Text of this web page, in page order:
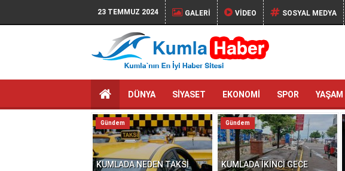
23 TEMMUZ 2024 GALERİ VİDEO SOSYAL MEDYA
DÜNYA SİYASET EKONOMİ SPOR YAŞAM
KUMLADA NEDEN TAKSİ
Gündem
KUMLADA İKİNCİ GECE
Gündem